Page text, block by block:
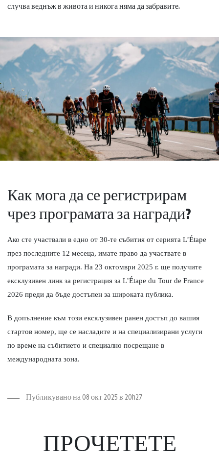
случва веднъж в живота и никога няма да забравите.
Как мога да се регистрирам
чрез програмата за награди?
Ако сте участвали в едно от 30-те събития от серията L’Étape
през последните 12 месеца, имате право да участвате в
програмата за награди. На 23 октомври 2025 г. ще получите
ексклузивен линк за регистрация за L’Étape du Tour de France
2026 преди да бъде достъпен за широката публика.
В допълнение към този ексклузивен ранен достъп до вашия
стартов номер, ще се насладите и на специализирани услуги
по време на събитието и специално посрещане в
международната зона.
Публикувано на 08 окт 2025 в 20h27
ПРОЧЕТЕТЕ